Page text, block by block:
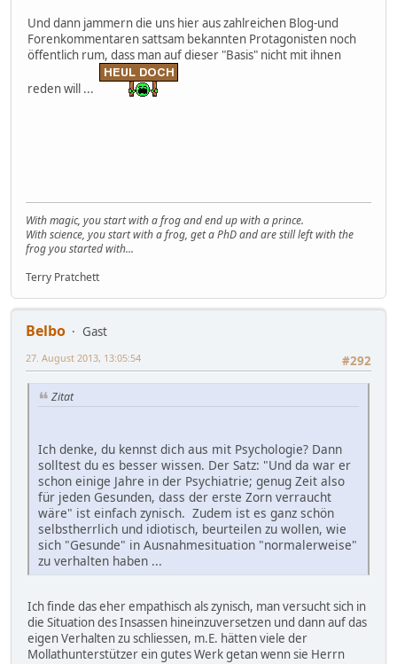
Und dann jammern die uns hier aus zahlreichen Blog-und
Forenkommentaren sattsam bekannten Protagonisten noch
öffentlich rum, dass man auf dieser "Basis" nicht mit ihnen
reden will ...
With magic, you start with a frog and end up with a prince.
With science, you start with a frog, get a PhD and are still left with the
frog you started with...
Terry Pratchett
Belbo
Gast
#292
27. August 2013, 13:05:54
Zitat
Ich denke, du kennst dich aus mit Psychologie? Dann
solltest du es besser wissen. Der Satz: "Und da war er
schon einige Jahre in der Psychiatrie; genug Zeit also
für jeden Gesunden, dass der erste Zorn verraucht
wäre" ist einfach zynisch. Zudem ist es ganz schön
selbstherrlich und idiotisch, beurteilen zu wollen, wie
sich "Gesunde" in Ausnahmesituation "normalerweise"
zu verhalten haben ...
Ich finde das eher empathisch als zynisch, man versucht sich in
die Situation des Insassen hineinzuversetzen und dann auf das
eigen Verhalten zu schliessen, m.E. hätten viele der
Mollathunterstützer ein gutes Werk getan wenn sie Herrn